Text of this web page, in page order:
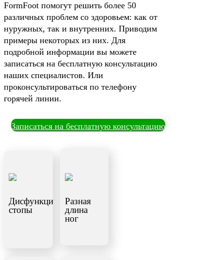
FormFoot помогут решить более 50
различных проблем со здоровьем: как от
нуружных, так и внутренних. Приводим
примеры некоторых из них. Для
подробной информации вы можете
записаться на бесплатную консультацию
наших специалистов. Или
проконсультироваться по телефону
горячей линии.
Записаться на бесплатную консультацию
Дисфункция
стопы
Разная
длина
ног